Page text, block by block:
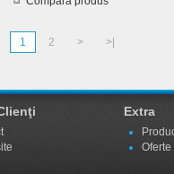
1 2 > >|
Extra